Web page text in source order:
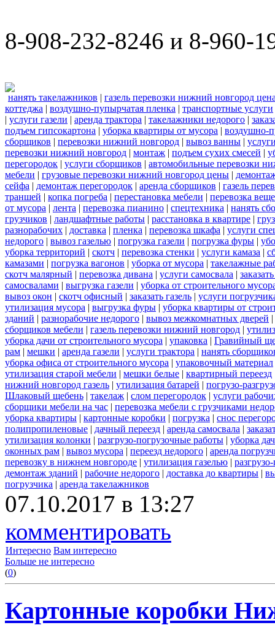
8-908-232-8246 и 8-960-
нанять такелажников | газель перевозки нижний новгород
коттеджа | воздушно-пупырчатая пленка | транспортные услуги
| услуги газели | аренда трактора | такелажники недорого |
подъем гипсокартона | уборка квартиры от мусора | воздушно-
сборщиков | перевозки нижний новгород | вывоз ванны |
перевозки нижний новгород | монтаж | подъем сухих смесей |
перегородок | услуги сборщиков | автомобильные перевозки
мебели | грузовые перевозки нижний новгород цены |
сейфа | демонтаж перегородок | аренда сборщиков | газель
траншей | копка погреба | перестановка мебели | перевозка
от мусора | лента | перевозка пианино | спецтехника | нанять
грузчиков | ландшафтные работы | расстановка в квартире |
разнорабочих | доставка | пленка | перевозка шкафа | услуги
недорого | вывоз газелью | погрузка газели | погрузка фуры |
уборка территорий | скотч | перевозка стенки | услуги камаза |
камазами | погрузка вагонов | уборка от мусора | такелажные
скотч малярный | перевозка дивана | услуги самосвала |
самосвалами | выгрузка газели | уборка от строительного
вывоз окон | скотч офисный | заказать газель | услуги
утилизация мусора | выгрузка фуры | уборка квартиры от
зданий | разнорабочие недорого | вывоз межкомнатных дверей |
сборщиков мебели | газель перевозки нижний новгород |
уборка дачи от строительного мусора | упаковка | Гравийный
рам | мешки | аренда газели | услуги трактора | нанять
уборка офиса от строительного мусора | упаковочный материал
утилизация старой мебели | мешки белые | квартирный переезд
нижний новгород газель | утилизация батарей | погрузо-
Шлаковый щебень | такелаж | слом перегородок | услуги
сборщики мебели на час | перевозка мебели с грузчиками
уборка квартиры | картонные коробки | погрузка | снос
полипропиленовые | дачный переезд | аренда самосвала |
утилизация колонки | разгрузо-погрузочные работы | уборка
оконных рам | вывоз мусора | переезд недорого | аренда
перевозку в нижнем новгороде | утилизация газелью |
демонтаж зданий | рабочие недорого | доставка до квартиры |
погрузчика | аренда такелажников
07.10.2017 в 13:27
комментировать
Интересно Вам интересно
Больше не интересно
(0)
Картонные коробки